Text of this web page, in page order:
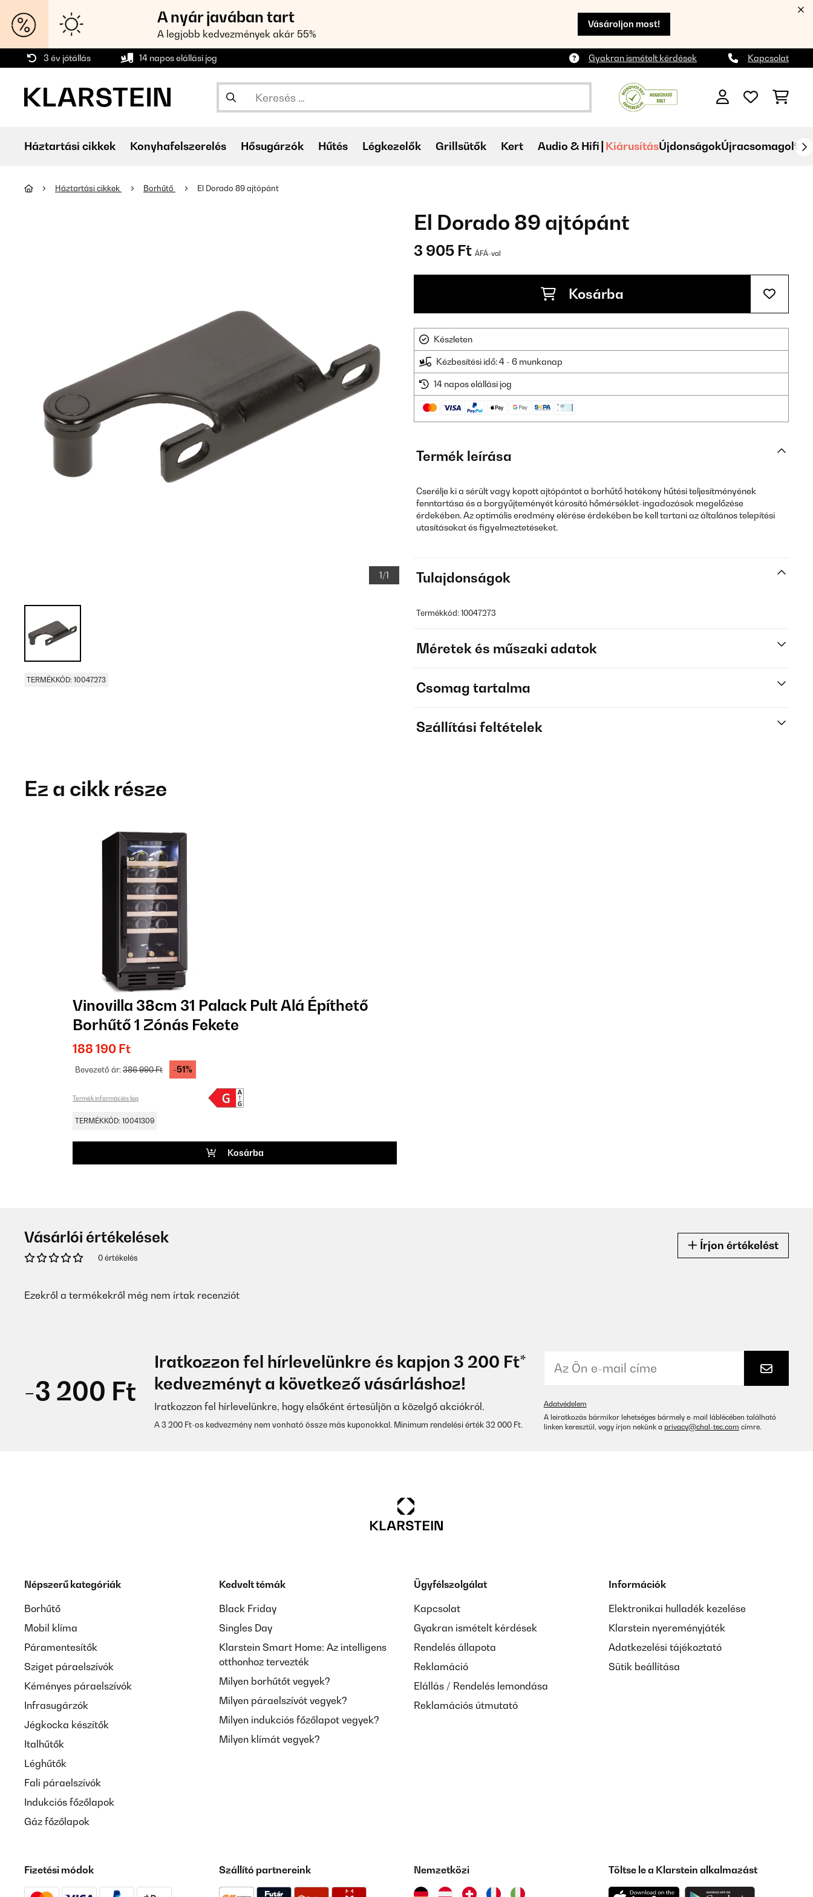
A nyár javában tart
A legjobb kedvezmények akár 55%
Vásároljon most!
3 év jótállás 14 napos elállási jog Gyakran ismételt kérdések Kapcsolat
Háztartási cikkek Konyhafelszerelés Hősugárzók Hűtés Légkezelők Grillsütők Kert Audio & Hifi KiárusításÚjdonságokÚjracsomagolt
Háztartási cikkek Borhűtő El Dorado 89 ajtópánt
1/1
TERMÉKKÓD: 10047273
El Dorado 89 ajtópánt
3 905 Ft ÁFÁ-val
Kosárba
Készleten
Kézbesítési idő: 4 - 6 munkanap
14 napos elállási jog
Termék leírása
Cserélje ki a sérült vagy kopott ajtópántot a borhűtő hatékony hűtési teljesítményének
fenntartása és a borgyűjteményét károsító hőmérséklet-ingadozások megelőzése
érdekében. Az optimális eredmény elérése érdekében be kell tartani az általános telepítési
utasításokat és figyelmeztetéseket.
Tulajdonságok
Termékkód: 10047273
Méretek és műszaki adatok
Csomag tartalma
Szállítási feltételek
Ez a cikk része
Vinovilla 38cm 31 Palack Pult Alá Építhető
Borhűtő 1 Zónás Fekete
188 190 Ft
Bevezető ár:386 990 Ft -51%
Termék információs lap
TERMÉKKÓD: 10041309
Kosárba
Vásárlói értékelések
0 értékelés
Írjon értékelést
Ezekről a termékekről még nem írtak recenziót
-3 200 Ft
Iratkozzon fel hírlevelünkre és kapjon 3 200 Ft*
kedvezményt a következő vásárláshoz!
Iratkozzon fel hírlevelünkre, hogy elsőként értesüljön a közelgő akciókról.
A 3 200 Ft-os kedvezmény nem vonható össze más kuponokkal. Minimum rendelési érték 32 000 Ft.
Adatvédelem
A leiratkozás bármikor lehetséges bármely e-mail láblécében található
linken keresztül, vagy írjon nekünk a privacy@chal-tec.com címre.
Népszerű kategóriák
Borhűtő
Mobil klíma
Páramentesítők
Sziget páraelszívók
Kéményes páraelszívók
Infrasugárzók
Jégkocka készítők
Italhűtők
Léghűtők
Fali páraelszívók
Indukciós főzőlapok
Gáz főzőlapok
Kedvelt témák
Black Friday
Singles Day
Klarstein Smart Home: Az intelligens
otthonhoz tervezték
Milyen borhűtőt vegyek?
Milyen páraelszívót vegyek?
Milyen indukciós főzőlapot vegyek?
Milyen klímát vegyek?
Ügyfélszolgálat
Kapcsolat
Gyakran ismételt kérdések
Rendelés állapota
Reklamáció
Elállás / Rendelés lemondása
Reklamációs útmutató
Információk
Elektronikai hulladék kezelése
Klarstein nyereményjáték
Adatkezelési tájékoztató
Sütik beállítása
Fizetési módok Szállító partnereink Nemzetközi Töltse le a Klarstein alkalmazást